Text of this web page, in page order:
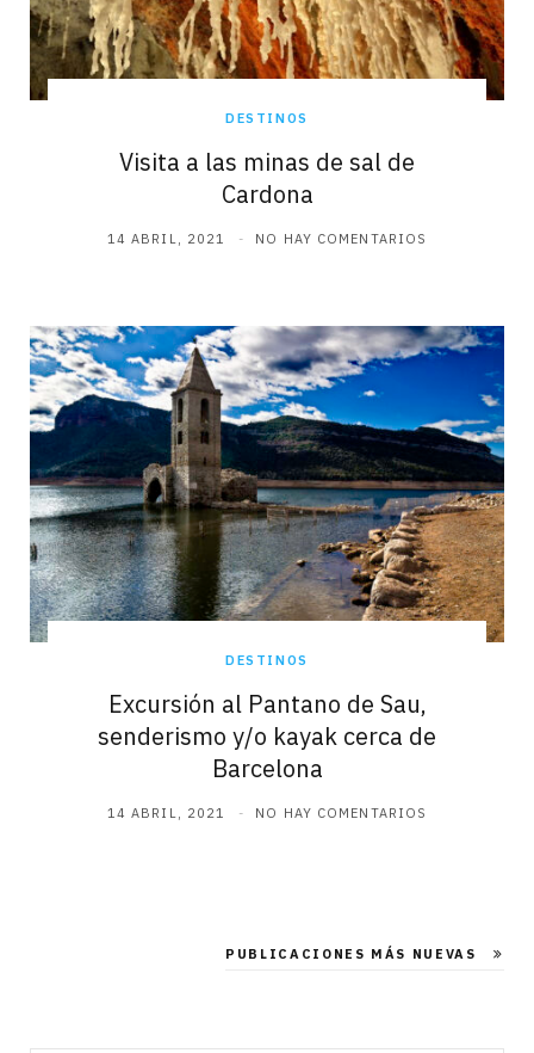
DESTINOS
Visita a las minas de sal de
Cardona
14 ABRIL, 2021 NO HAY COMENTARIOS
DESTINOS
Excursión al Pantano de Sau,
senderismo y/o kayak cerca de
Barcelona
14 ABRIL, 2021 NO HAY COMENTARIOS
PUBLICACIONES MÁS NUEVAS